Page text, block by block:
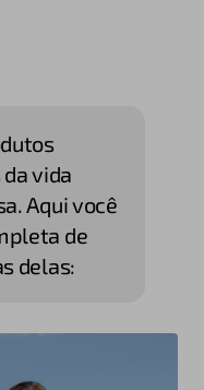
vida
Aqui você
de
delas: